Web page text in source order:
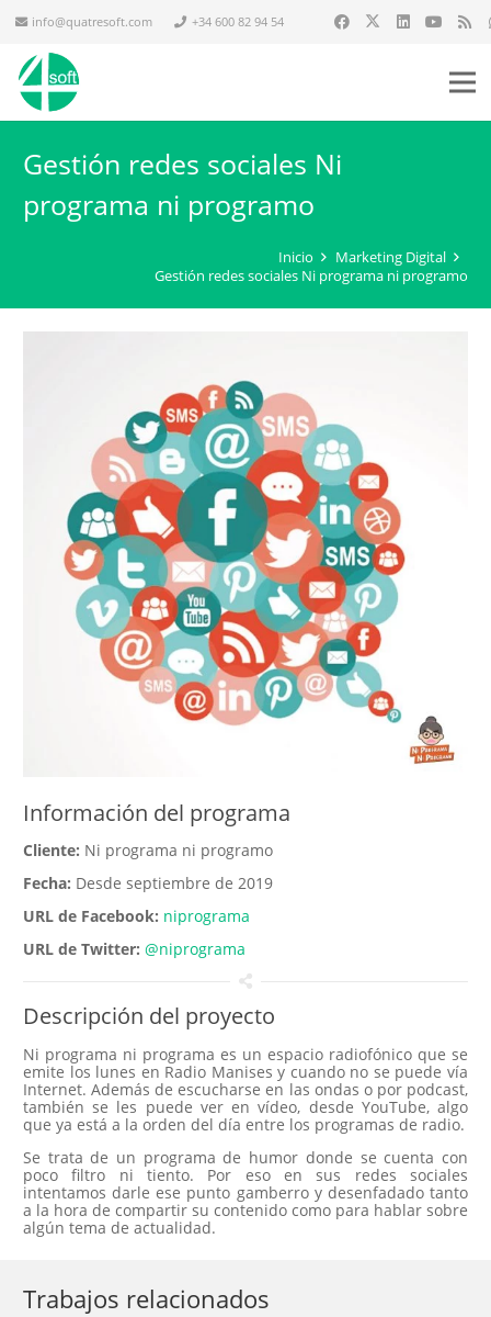
info@quatresoft.com +34 600 82 94 54
Gestión redes sociales Ni
programa ni programo
Inicio
Marketing Digital
Gestión redes sociales Ni programa ni programo
Información del programa
Cliente: Ni programa ni programo
Fecha: Desde septiembre de 2019
URL de Facebook: niprograma
URL de Twitter: @niprograma
Descripción del proyecto
Ni programa ni programa es un espacio radiofónico que se
emite los lunes en Radio Manises y cuando no se puede vía
Internet. Además de escucharse en las ondas o por podcast,
también se les puede ver en vídeo, desde YouTube, algo
que ya está a la orden del día entre los programas de radio.
Se trata de un programa de humor donde se cuenta con
poco filtro ni tiento. Por eso en sus redes sociales
intentamos darle ese punto gamberro y desenfadado tanto
a la hora de compartir su contenido como para hablar sobre
algún tema de actualidad.
Trabajos relacionados